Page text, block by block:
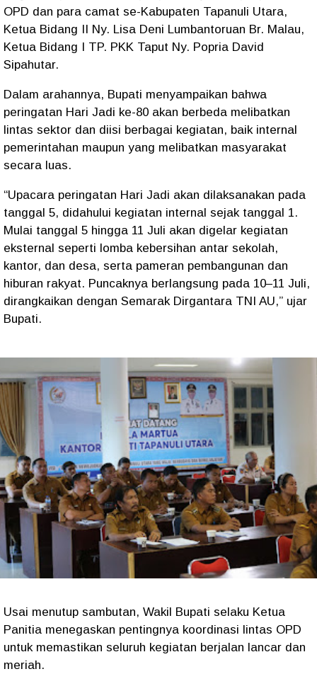
OPD dan para camat se-Kabupaten Tapanuli Utara,
Ketua Bidang II Ny. Lisa Deni Lumbantoruan Br. Malau,
Ketua Bidang I TP. PKK Taput Ny. Popria David
Sipahutar.
Dalam arahannya, Bupati menyampaikan bahwa
peringatan Hari Jadi ke-80 akan berbeda melibatkan
lintas sektor dan diisi berbagai kegiatan, baik internal
pemerintahan maupun yang melibatkan masyarakat
secara luas.
“Upacara peringatan Hari Jadi akan dilaksanakan pada
tanggal 5, didahului kegiatan internal sejak tanggal 1.
Mulai tanggal 5 hingga 11 Juli akan digelar kegiatan
eksternal seperti lomba kebersihan antar sekolah,
kantor, dan desa, serta pameran pembangunan dan
hiburan rakyat. Puncaknya berlangsung pada 10–11 Juli,
dirangkaikan dengan Semarak Dirgantara TNI AU,” ujar
Bupati.
Usai menutup sambutan, Wakil Bupati selaku Ketua
Panitia menegaskan pentingnya koordinasi lintas OPD
untuk memastikan seluruh kegiatan berjalan lancar dan
meriah.